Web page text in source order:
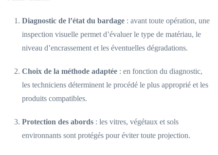
Diagnostic de l’état du bardage : avant toute opération, une
inspection visuelle permet d’évaluer le type de matériau, le
niveau d’encrassement et les éventuelles dégradations.
Choix de la méthode adaptée : en fonction du diagnostic,
les techniciens déterminent le procédé le plus approprié et les
produits compatibles.
Protection des abords : les vitres, végétaux et sols
environnants sont protégés pour éviter toute projection.